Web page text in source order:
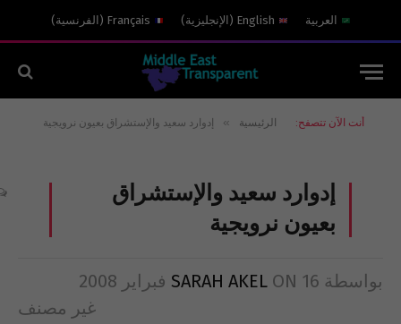
العربية English
( الإنجليزية)
Français
( الفرنسية)
أنت الآن تتصفح: الرئيسية » إدوارد سعيد والإستشراق بعيون نرويجية
إدوارد سعيد والإستشراق
بعيون نرويجية
بواسطة SARAH AKEL ON 16 فبراير 2008
غير مصنف